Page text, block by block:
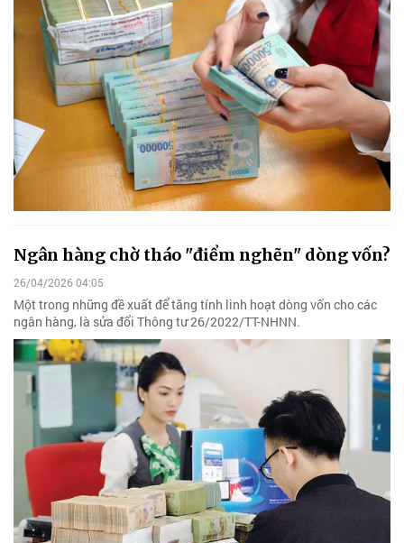
Ngân hàng chờ tháo "điểm nghẽn" dòng vốn?
26/04/2026 04:05
Một trong những đề xuất để tăng tính linh hoạt dòng vốn cho các
ngân hàng, là sửa đổi Thông tư 26/2022/TT-NHNN.